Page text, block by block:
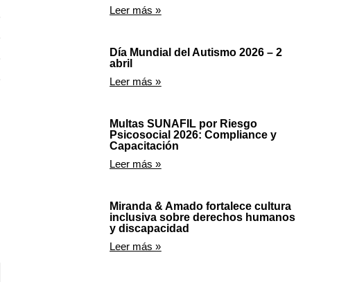
Leer más »
Día Mundial del Autismo 2026 – 2
abril
Leer más »
Multas SUNAFIL por Riesgo
Psicosocial 2026: Compliance y
Capacitación
Leer más »
Miranda & Amado fortalece cultura
inclusiva sobre derechos humanos
y discapacidad
Leer más »